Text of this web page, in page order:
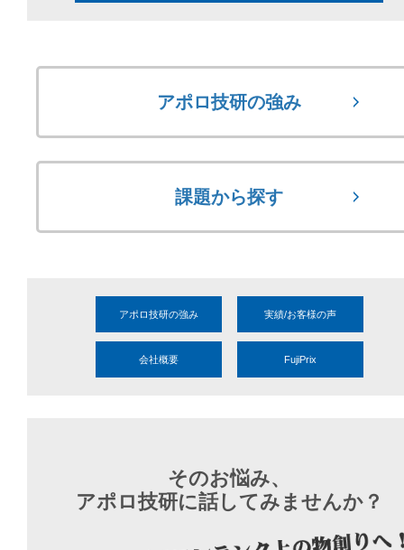
アポロ技研の強み
課題から探す
アポロ技研の強み 実績/お客様の声
会社概要 FujiPrix
そのお悩み、
アポロ技研に話してみませんか？